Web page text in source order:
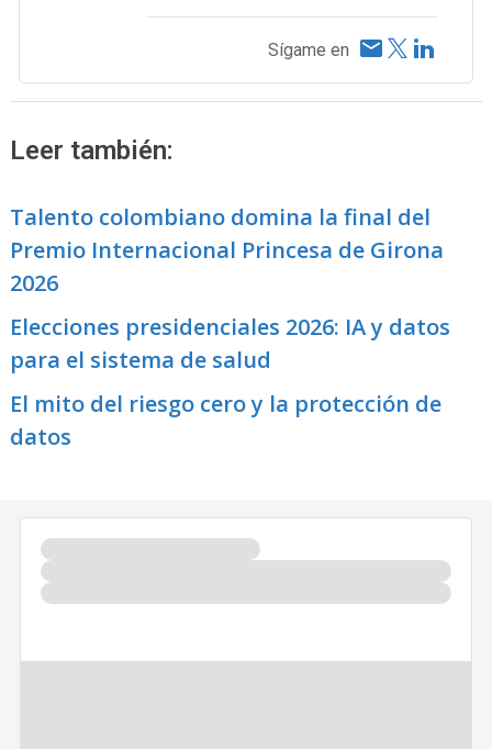
Sígame en
Leer también:
Talento colombiano domina la final del
Premio Internacional Princesa de Girona
2026
Elecciones presidenciales 2026: IA y datos
para el sistema de salud
El mito del riesgo cero y la protección de
datos